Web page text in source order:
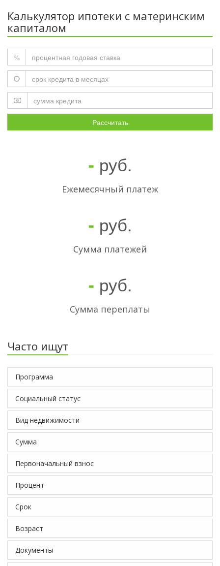
Калькулятор ипотеки с материнским
капиталом
%
Рассчитать
- руб.
Ежемесячный платеж
- руб.
Cумма платежей
- руб.
Сумма переплаты
Часто ищут
Программа
Социальный статус
Вид недвижимости
Сумма
Первоначальный взнос
Процент
Срок
Возраст
Документы